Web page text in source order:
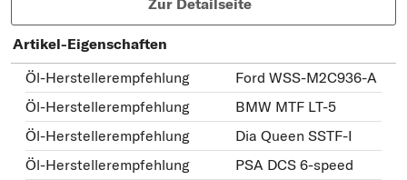
Artikel-Eigenschaften
Öl-Herstellerempfehlung
Ford WSS-M2C936-A
Öl-Herstellerempfehlung
BMW MTF LT-5
Öl-Herstellerempfehlung
Dia Queen SSTF-I
Öl-Herstellerempfehlung
PSA DCS 6-speed